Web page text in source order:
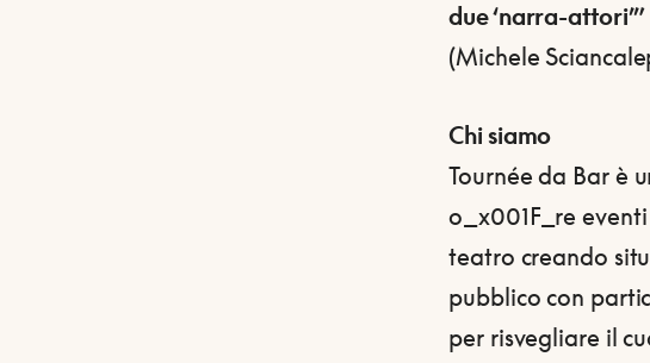
due ‘narra-attori’”
(Michele
Chi siamo
Tournée da Bar è
o_x001F_re
teatro creando
pubblico con
per risvegliare il